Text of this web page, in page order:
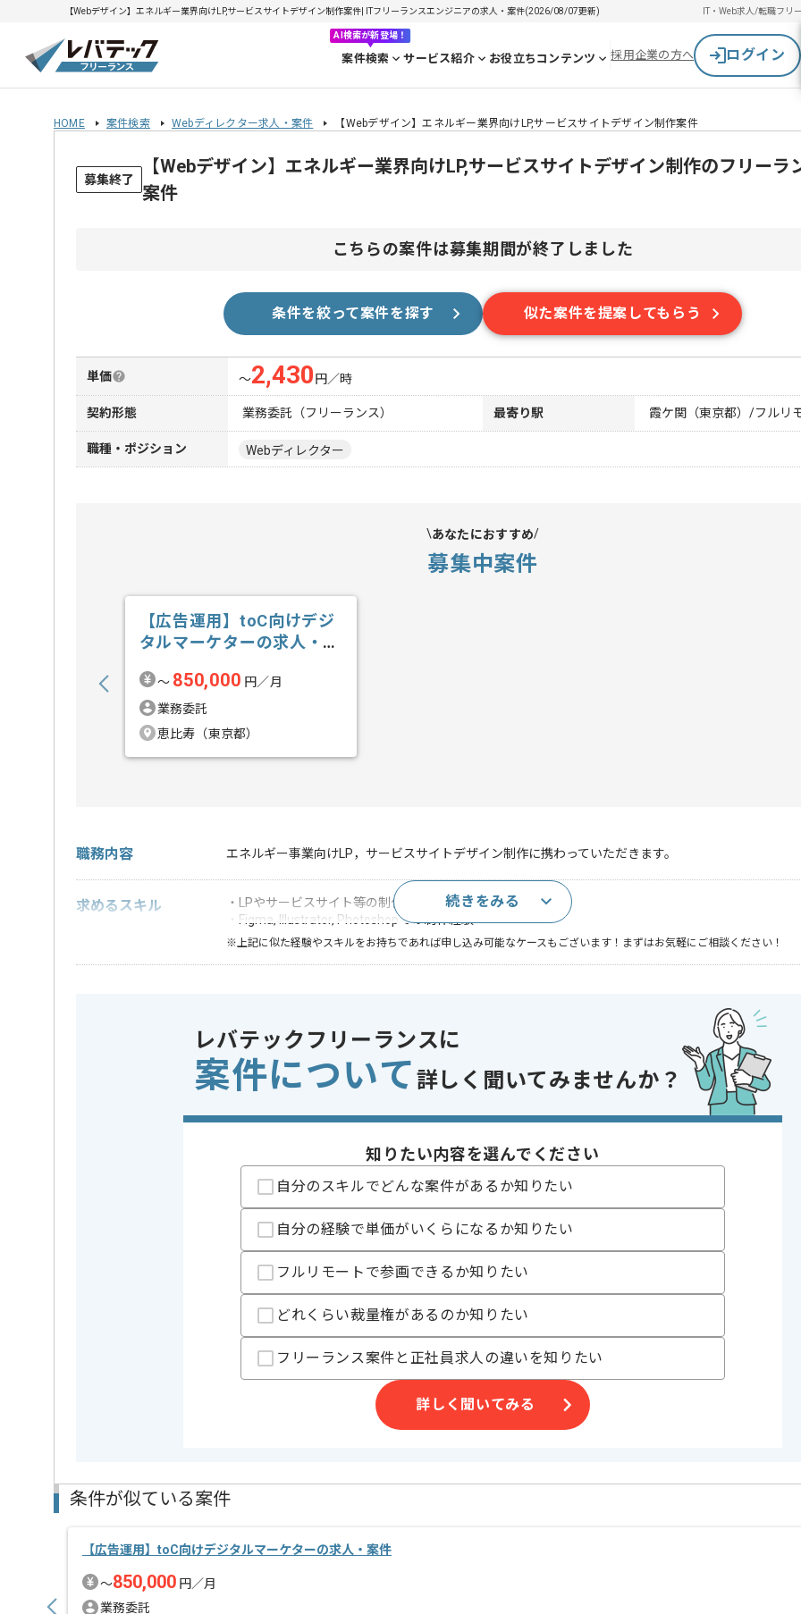
【Webデザイン】エネルギー業界向けLP,サービスサイトデザイン制作案件| ITフリーランスエンジニアの求人・案件(2026/08/07更新) IT・Web求人/転職フリ
AI検索が新登場！
案件検索 サービス紹介 お役立ちコンテンツ 採用企業の方へ ログイン
HOME 案件検索 Webディレクター求人・案件 【Webデザイン】エネルギー業界向けLP,サービスサイトデザイン制作案件
募集終了
【Webデザイン】エネルギー業界向けLP,サービスサイトデザイン制作のフリーラ
案件
こちらの案件は募集期間が終了しました
条件を絞って案件を探す 似た案件を提案してもらう
単価 〜2,430 円／時
契約形態 業務委託（フリーランス） 最寄り駅 霞ケ関（東京都）/フルリ
職種・ポジション Webディレクター
あなたにおすすめ
募集中案件
【広告運用】toC向けデジ
タルマーケターの求人・案
〜 850,000 円／月
業務委託
恵比寿（東京都）
職務内容 エネルギー事業向けLP，サービスサイトデザイン制作に携わっていただきます。
求めるスキル
・LPやサービスサイト等の制作を量産した経験
・Figma, Illustrator, Photoshopでの制作経験
※上記に似た経験やスキルをお持ちであれば申し込み可能なケースもございます！まずはお気軽にご相談ください！
20代活躍中 , 30代活躍中 , 新技術に積極的 , 急募 , 自社サービスあり , 自社内開発が
エネクスライフサービスは、伊藤忠エネクスグループの一員として、エネルギーとモビリティを軸に多様な事業を展開する企業
近年では、単なる給油所に留まらず、地域の生活インフラを支える拠点を目指し、コインランドリー併設やカフェ展開など、顧
応じた付加価値サービスを拡大しています。また、電力の自由化に伴い、家庭向け電力販売「TERASELでんき」を提供するな
ーソリューションの幅を広げている点も特徴です。
地域社会に密着したサービスで、持続可能な社会の実現を目指しています。
続きをみる
レバテックフリーランスに
案件について 詳しく聞いてみませんか？
知りたい内容を選んでください
自分のスキルでどんな案件があるか知りたい
自分の経験で単価がいくらになるか知りたい
フルリモートで参画できるか知りたい
どれくらい裁量権があるのか知りたい
フリーランス案件と正社員求人の違いを知りたい
詳しく聞いてみる
条件が似ている案件
【広告運用】toC向けデジタルマーケターの求人・案件
〜850,000 円／月
業務委託